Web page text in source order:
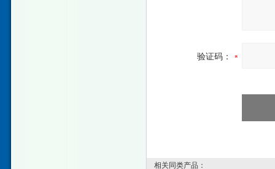
验证码：
相关同类产品：